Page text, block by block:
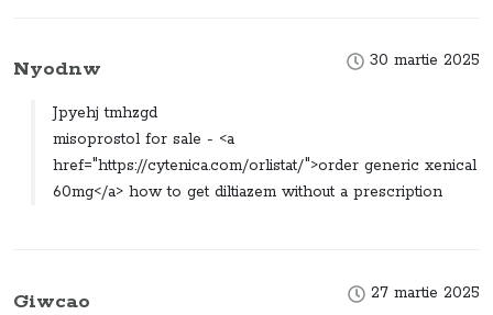
30 martie 2025
Nyodnw
Jpyehj tmhzgd
misoprostol for sale - <a
href="https://cytenica.com/orlistat/">order generic xenical
60mg</a> how to get diltiazem without a prescription
27 martie 2025
Giwcao